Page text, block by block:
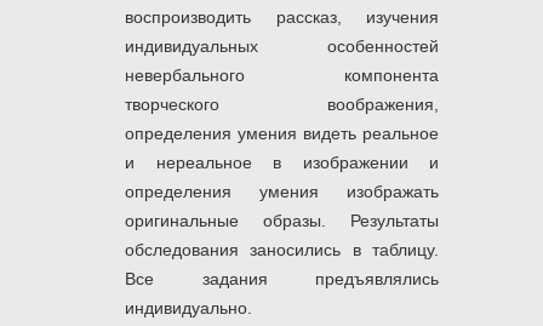
воспроизводить рассказ, изучения
индивидуальных особенностей
невербального компонента
творческого воображения,
определения умения видеть реальное
и нереальное в изображении и
определения умения изображать
оригинальные образы. Результаты
обследования заносились в таблицу.
Все задания предъявлялись
индивидуально.